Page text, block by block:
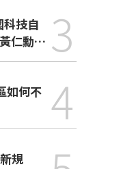
仁勳觀 3
4
規